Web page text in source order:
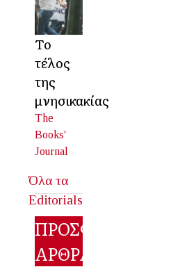
Το
τέλος
της
μνησικακίας
The
Books'
Journal
Όλα τα
Editorials
ΠΡΟΣΦΑΤΑ
ΑΡΘΡΑ